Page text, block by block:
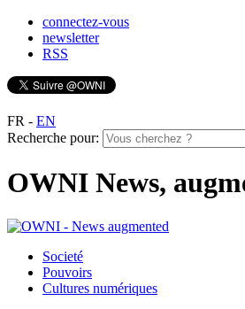
connectez-vous
newsletter
RSS
FR - EN
Recherche pour:
OWNI News,
Societé
Pouvoirs
Cultures numériques